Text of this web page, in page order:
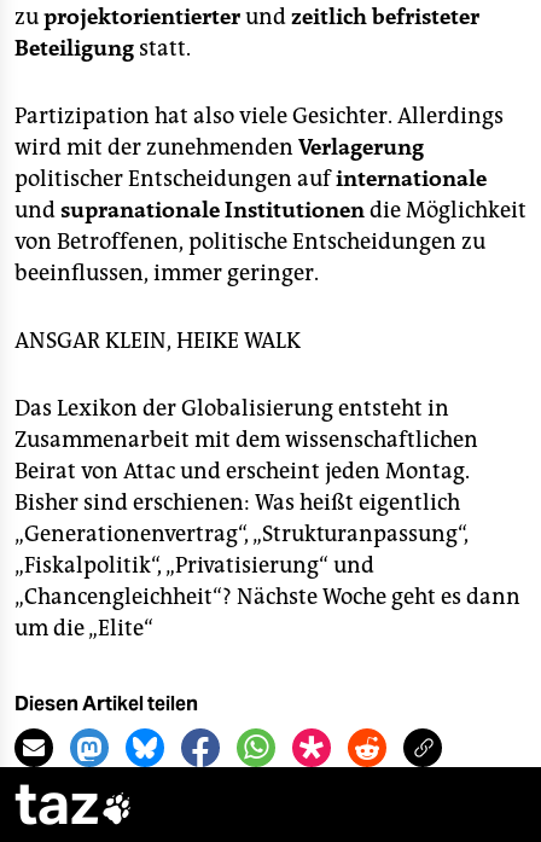
zuprojektorientierterundzeitlich befristeter
Beteiligung statt.
Partizipation hat also viele Gesichter. Allerdings
wird mit der zunehmenden Verlagerung
politischer Entscheidungen aufinternationale
undsupranationale Institutionendie Möglichkeit
von Betroffenen, politische Entscheidungen zu
beeinflussen, immer geringer.
ANSGAR KLEIN, HEIKE WALK
Das Lexikon der Globalisierung entsteht in
Zusammenarbeit mit dem wissenschaftlichen
Beirat von Attac und erscheint jeden Montag.
Bisher sind erschienen: Was heißt eigentlich
„Generationenvertrag“, „Strukturanpassung“,
„Fiskalpolitik“, „Privatisierung“ und
„Chancengleichheit“? Nächste Woche geht es dann
um die „Elite“
Diesen Artikel teilen
taz